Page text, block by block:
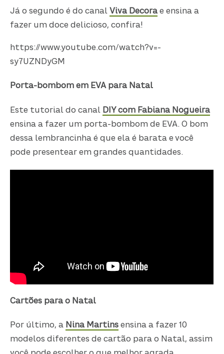
Já o segundo é do canal Viva Decora e ensina a
fazer um doce delicioso, confira!
https://www.youtube.com/watch?v=-
sy7UZNDyGM
Porta-bombom em EVA para Natal
Este tutorial do canal DIY com Fabiana Nogueira
ensina a fazer um porta-bombom de EVA. O bom
dessa lembrancinha é que ela é barata e você
pode presentear em grandes quantidades.
Cartões para o Natal
Por último, a Nina Martins ensina a fazer 10
modelos diferentes de cartão para o Natal, assim